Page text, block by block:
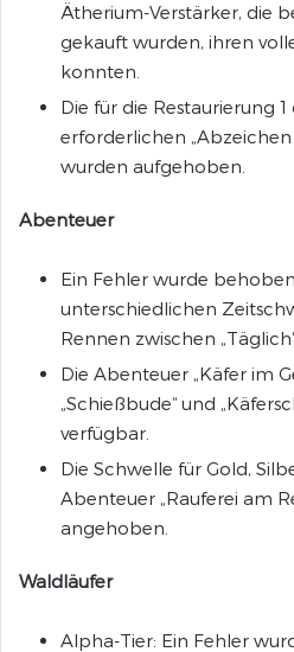
Ätherium-Verstärker, die
gekauft wurden, ihren
konnten.
Die für die Restaurierung
erforderlichen „Abzeichen
wurden aufgehoben.
Abenteuer
Ein Fehler wurde
unterschiedlichen
Rennen zwischen
Die Abenteuer „Käfer im
„Schießbude“ und
verfügbar.
Die Schwelle für Gold,
Abenteuer „Rauferei am
angehoben.
Waldläufer
Alpha-Tier: Ein Fehler